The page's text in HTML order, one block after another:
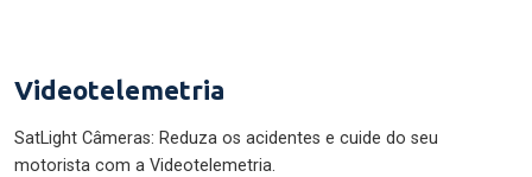
Videotelemetria
SatLight Câmeras: Reduza os acidentes e cuide do seu
motorista com a Videotelemetria.